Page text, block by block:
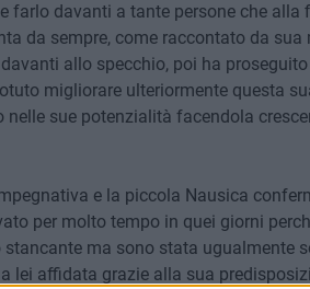
farlo davanti a tante persone che alla
da sempre, come raccontato da sua
allo specchio, poi ha
migliorare ulteriormente questa
nelle sue potenzialità facendola
e la piccola Nausica
per molto tempo in quei giorni
ma sono stata ugualmente
lei affidata grazie alla sua